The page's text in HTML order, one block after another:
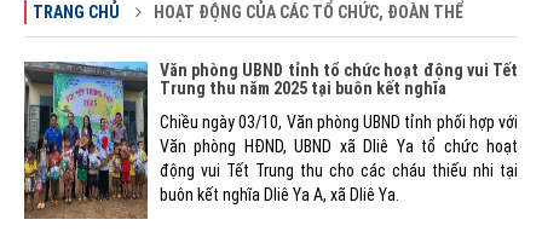
TRANG CHỦ HOẠT ĐỘNG CỦA CÁC TỔ CHỨC, ĐOÀN THỂ
Văn phòng UBND tỉnh tổ chức hoạt động vui Tết
Trung thu năm 2025 tại buôn kết nghĩa
Chiều ngày 03/10, Văn phòng UBND tỉnh phối hợp với
Văn phòng HĐND, UBND xã Dliê Ya tổ chức hoạt
động vui Tết Trung thu cho các cháu thiếu nhi tại
buôn kết nghĩa Dliê Ya A, xã Dliê Ya.